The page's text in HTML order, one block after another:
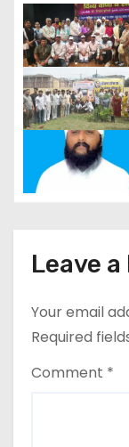
n
a
v
i
g
o
Leave a
Your email
Required
Comment *